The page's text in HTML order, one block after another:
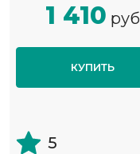
1 410 руб
КУПИТЬ
5